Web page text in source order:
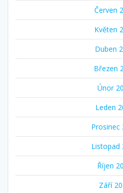
Červen
Květen
Duben
Březen
Únor
Leden
Prosinec
Listopad
Říjen
Září